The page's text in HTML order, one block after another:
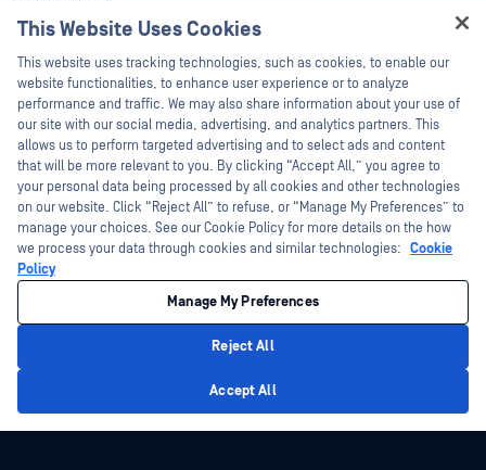
Műszaki dokumentáció
Képzések
Biztonsági sebezhetőségi program
Partnerek
Tanúsítvány
Technológiai partnerek
Channel partner program
Fehér könyvek
©2026 OPSWAT . Minden jog fenntartva. OPSWAT, MetaDefender, Metascan,
MetaAccess, az OPSWAT , Trust no File. Trust No Device., OPSWAT , Protecting the
World's Critical Infrastructure, Deep CDR™ Technology, InQuest, az InQuest logó,
DFI, RetroHunt, Deep File Inspection és Join the Hunt az OPSWAT védjegyei. A
harmadik felek védjegyei a megfelelő tulajdonosok tulajdonát képezik.
Cookie beállítások kezelése
This Website Uses Cookies
This website uses tracking technologies, such as cookies, to enable our
website functionalities, to enhance user experience or to analyze
performance and traffic. We may also share information about your use of
our site with our social media, advertising, and analytics partners. This
allows us to perform targeted advertising and to select ads and content
that will be more relevant to you. By clicking “Accept All,” you agree to
your personal data being processed by all cookies and other technologies
on our website. Click “Reject All” to refuse, or “Manage My Preferences” to
manage your choices. See our Cookie Policy for more details on the how
we process your data through cookies and similar technologies: Cookie
Policy
Manage My Preferences
Reject All
Accept All
Hey there!
I'm Ozzy, your OPSWAT virtual assistant.
How can I help you secure what's critical
today?